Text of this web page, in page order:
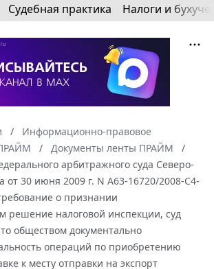
Судебная практика Налоги и
Информационно-правовое
Документы ленты ПРАЙМ
арбитражного суда Северо-
от 30 июня 2009 г. N А63-16720/2008-С4-
о признании
решение налоговой инспекции, суд
обществом документально
операций по приобретению
к месту отправки на экспорт